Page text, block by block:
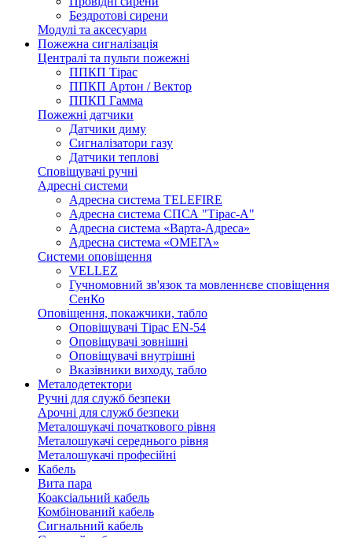
Бездротові сирени
Модулі та аксесуари
Пожежна сигналізація
Централі та пульти пожежні
ППКП Тірас
ППКП Артон / Вектор
ППКП Гамма
Пожежні датчики
Датчики диму
Сигналізатори газу
Датчики теплові
Сповіщувачі ручні
Адресні системи
Адресна система TELEFIRE
Адресна система СПСА "Тірас-А"
Адресна система «Варта-Адреса»
Адресна система «ОМЕГА»
Системи оповіщення
VELLEZ
Гучномовний зв'язок та мовленнєве сповіщення
СенКо
Оповіщення, покажчики, табло
Оповіщувачі Тірас EN-54
Оповіщувачі зовнішні
Оповіщувачі внутрішні
Вказівники виходу, табло
Металодетектори
Ручні для служб безпеки
Арочні для служб безпеки
Металошукачі початкового рівня
Металошукачі середнього рівня
Металошукачі професійні
Кабель
Вита пара
Коаксіальний кабель
Комбінований кабель
Сигнальний кабель